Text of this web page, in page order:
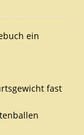
ein
fast